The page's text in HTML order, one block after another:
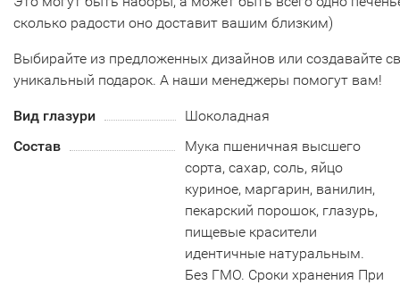
сколько радости оно доставит вашим близким)
Выбирайте из предложенных дизайнов или создавайте
уникальный подарок. А наши менеджеры помогут вам!
Вид глазури
Шоколадная
Состав
Мука пшеничная высшего
сорта, сахар, соль, яйцо
куриное, маргарин, ванилин,
пекарский порошок, глазурь,
пищевые красители
идентичные натуральным.
Без ГМО. Сроки хранения При